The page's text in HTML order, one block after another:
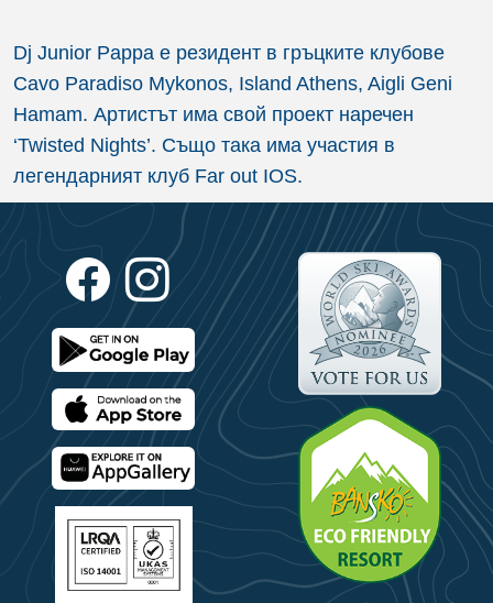
Dj Junior Pappa е резидент в гръцките клубове
Cavo Paradiso Mykonos, Island Athens, Aigli Geni
Hamam. Артистът има свой проект наречен
‘Twisted Nights’. Също така има участия в
легендарният клуб Far out IOS.